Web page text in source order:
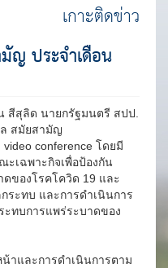
เกาะติดข่าว
ญ ประจำเดือน
สีสุลิด นายกรัฐมนตรี สปป.
สมัยสามัญ
conference โดยมี
เฉพาะกิจเพื่อป้องกัน
ของโรคโควิด 19 และ
ระทบ และการดำเนินการ
ทบการแพร่ระบาดของ
าและการดำเนินการตาม